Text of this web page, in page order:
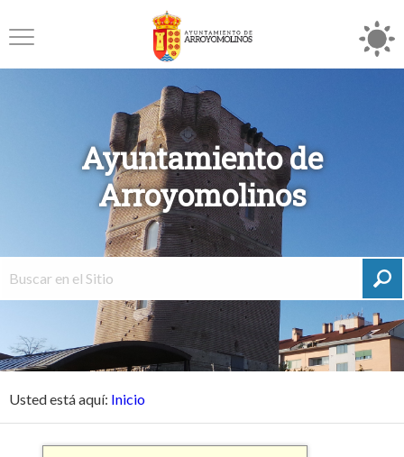
Ayuntamiento de
Arroyomolinos
Usted está aquí: Inicio